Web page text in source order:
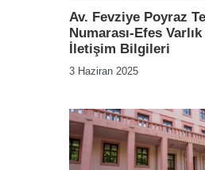
Av. Fevziye Poyraz
Numarası-Efes Varlık
İletişim Bilgileri
3 Haziran 2025